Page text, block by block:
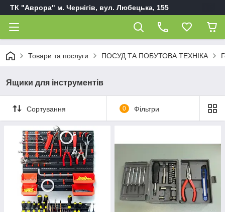
ТК "Аврора" м. Чернігів, вул. Любецька, 155
Товари та послуги ПОСУД ТА ПОБУТОВА ТЕХНІКА
Ящики для інструментів
Сортування 0 Фільтри